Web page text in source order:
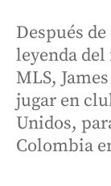
Después
leyenda
MLS,
jugar en
Unidos,
Colombia